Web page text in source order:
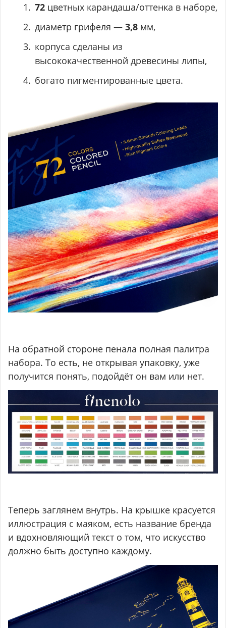
72 цветных карандаша/оттенка в наборе,
диаметр грифеля —3,8 мм,
корпуса сделаны из
высококачественной древесины липы,
богато пигментированные цвета.
На обратной стороне пенала полная палитра
набора. То есть, не открывая упаковку, уже
получится понять, подойдёт он вам или нет.
Теперь заглянем внутрь. На крышке красуется
иллюстрация с маяком, есть название бренда
и вдохновляющий текст о том, что искусство
должно быть доступно каждому.